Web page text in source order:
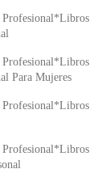
Profesional*Libros
Profesional*Libros
Para Mujeres
Profesional*Libros
Profesional*Libros